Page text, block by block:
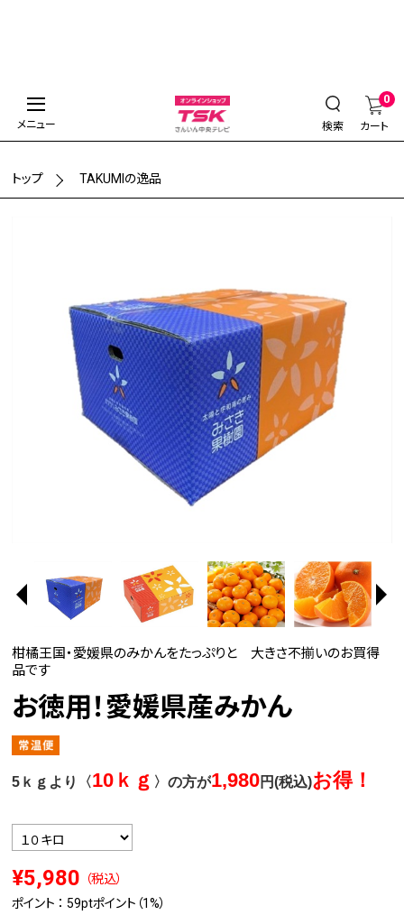
検索 カート
0
メニュー
トップ TAKUMIの逸品
柑橘王国・愛媛県のみかんをたっぷりと 大きさ不揃いのお買得
品です
お徳用！愛媛県産みかん
5ｋｇより〈10ｋｇ 〉の方が1,980円(税込)お得！
¥5,980
（税込）
ポイント ： 59ptポイント（1%）